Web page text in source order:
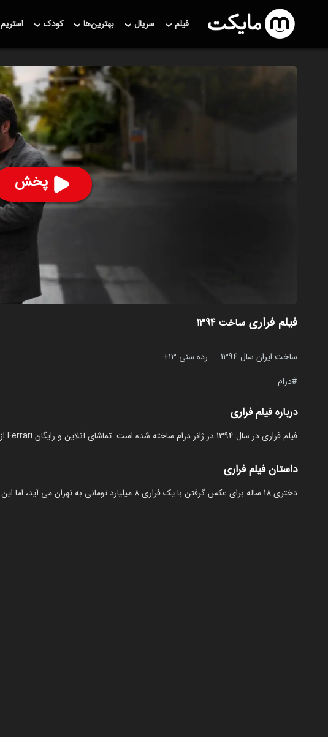
فیلم سریال بهترین‌ها کودک استریم
پخش
فیلم فراری ساخت 1394
ساخت ایران سال 1394
رده سنی ۱۳+
درام
درباره فیلم فراری
فیلم فراری در سال 1394 در ژانر درام ساخته شده است. تماشای آنلاین و رایگان Ferrari از مایکت بدون نیاز به دانلود
داستان فیلم فراری
دختری 18 ساله برای عکس گرفتن با یک فراری 8 میلیارد تومانی به تهران می آید، اما این موضوع او را به دردسر بیشتری می اندازد.